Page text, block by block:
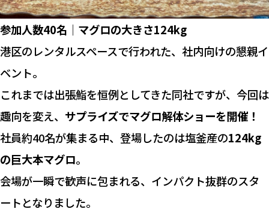
参加人数40名 ｜ マグロの大きさ124kg
港区のレンタルスペースで行われた、社内向けの懇親イ
ベント。
これまでは出張鮨を恒例としてきた同社ですが、今回は
趣向を変え、 サプライズでマグロ解体ショーを開催！
社員約40名が集まる中、登場したのは塩釜産の124kg
の巨大本マグロ。
会場が一瞬で歓声に包まれる、インパクト抜群のスタ
ートとなりました。